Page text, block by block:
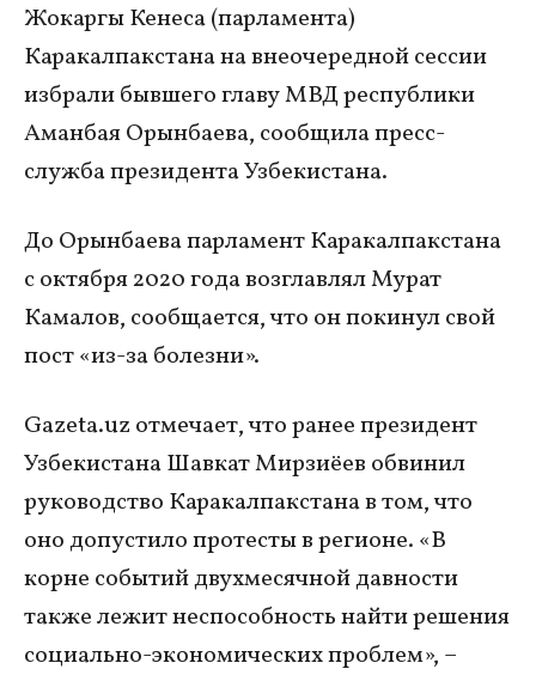
Жокаргы Кенеса (парламента)
Каракалпакстана на внеочередной сессии
избрали бывшего главу МВД республики
Аманбая Орынбаева, сообщила пресс-
служба президента Узбекистана.
До Орынбаева парламент Каракалпакстана
с октября 2020 года возглавлял Мурат
Камалов, сообщается, что он покинул свой
пост «из-за болезни».
Gazeta.uz отмечает, что ранее президент
Узбекистана Шавкат Мирзиёев обвинил
руководство Каракалпакстана в том, что
оно допустило протесты в регионе. «В
корне событий двухмесячной давности
также лежит неспособность найти решения
социально-экономических проблем», –